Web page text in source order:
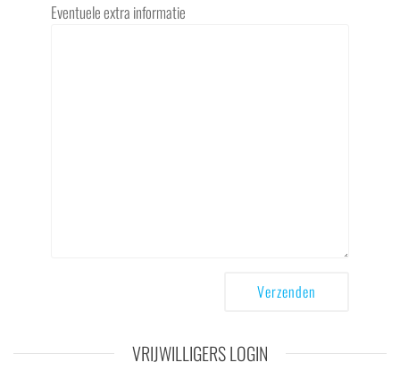
Eventuele extra informatie
VRIJWILLIGERS LOGIN